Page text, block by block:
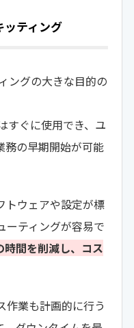
ッティング
ングの大きな目的の
すぐに使用でき、ユ
務の早期開始が可能
トウェアや設定が標
ーティングが容易で
間を削減し、コス
作業も計画的に行う